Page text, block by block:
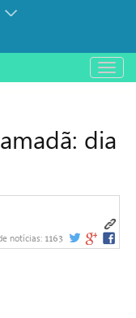
باز
و
منو
dia
notícias:1163